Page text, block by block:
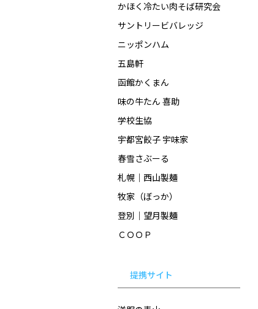
かほく冷たい肉そば研究会
サントリービバレッジ
ニッポンハム
五島軒
函館かくまん
味の牛たん 喜助
学校生協
宇都宮餃子 宇味家
春雪さぶーる
札幌｜西山製麺
牧家（ぼっか）
登別｜望月製麺
ＣＯＯＰ
提携サイト